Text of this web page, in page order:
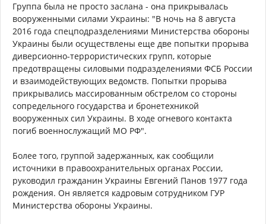
Группа была не просто заслана - она прикрывалась
вооруженными силами Украины: "В ночь на 8 августа
2016 года спецподразделениями Министерства обороны
Украины были осуществлены еще две попытки прорыва
диверсионно-террористических групп, которые
предотвращены силовыми подразделениями ФСБ России
и взаимодействующих ведомств. Попытки прорыва
прикрывались массированным обстрелом со стороны
сопредельного государства и бронетехникой
вооруженных сил Украины. В ходе огневого контакта
погиб военнослужащий МО РФ".
Более того, группой задержанных, как сообщили
источники в правоохранительных органах России,
руководил гражданин Украины Евгений Панов 1977 года
рождения. Он является кадровым сотрудником ГУР
Министерства обороны Украины.